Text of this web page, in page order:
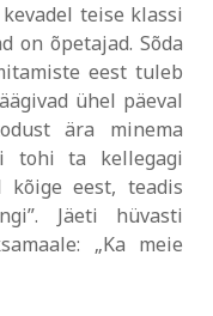
teise klassi
on õpetajad. Sõda
eest tuleb
ühel päeval
ära minema
tohi ta kellegagi
kõige eest, teadis
Jäeti hüvasti
„Ka meie